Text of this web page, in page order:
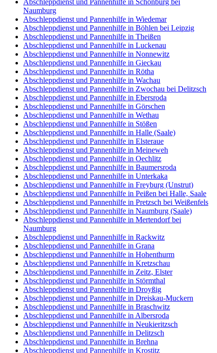
Naumburg
Abschleppdienst und Pannenhilfe in Wiedemar
Abschleppdienst und Pannenhilfe in Böhlen bei Leipzig
Abschleppdienst und Pannenhilfe in Theißen
Abschleppdienst und Pannenhilfe in Luckenau
Abschleppdienst und Pannenhilfe in Nonnewitz
Abschleppdienst und Pannenhilfe in Gieckau
Abschleppdienst und Pannenhilfe in Rötha
Abschleppdienst und Pannenhilfe in Wachau
Abschleppdienst und Pannenhilfe in Zwochau bei Delitzsch
Abschleppdienst und Pannenhilfe in Ebersroda
Abschleppdienst und Pannenhilfe in Görschen
Abschleppdienst und Pannenhilfe in Wethau
Abschleppdienst und Pannenhilfe in Stößen
Abschleppdienst und Pannenhilfe in Halle (Saale)
Abschleppdienst und Pannenhilfe in Elsteraue
Abschleppdienst und Pannenhilfe in Meineweh
Abschleppdienst und Pannenhilfe in Oechlitz
Abschleppdienst und Pannenhilfe in Baumersroda
Abschleppdienst und Pannenhilfe in Unterkaka
Abschleppdienst und Pannenhilfe in Freyburg (Unstrut)
Abschleppdienst und Pannenhilfe in Peißen bei Halle, Saale
Abschleppdienst und Pannenhilfe in Pretzsch bei Weißenfels
Abschleppdienst und Pannenhilfe in Naumburg (Saale)
Abschleppdienst und Pannenhilfe in Mertendorf bei
Naumburg
Abschleppdienst und Pannenhilfe in Rackwitz
Abschleppdienst und Pannenhilfe in Grana
Abschleppdienst und Pannenhilfe in Hohenthurm
Abschleppdienst und Pannenhilfe in Kretzschau
Abschleppdienst und Pannenhilfe in Zeitz, Elster
Abschleppdienst und Pannenhilfe in Störmthal
Abschleppdienst und Pannenhilfe in Droyßig
Abschleppdienst und Pannenhilfe in Dreiskau-Muckern
Abschleppdienst und Pannenhilfe in Braschwitz
Abschleppdienst und Pannenhilfe in Albersroda
Abschleppdienst und Pannenhilfe in Neukieritzsch
Abschleppdienst und Pannenhilfe in Delitzsch
Abschleppdienst und Pannenhilfe in Brehna
Abschleppdienst und Pannenhilfe in Krostitz